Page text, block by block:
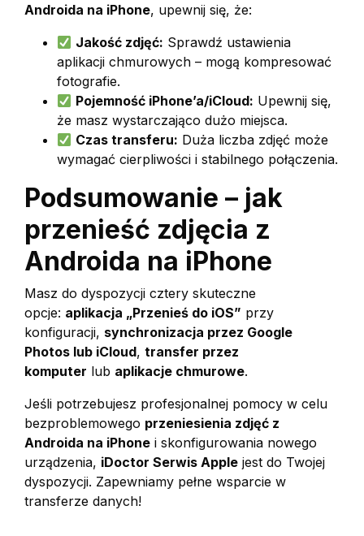
Androida na iPhone, upewnij się, że:
Jakość zdjęć: Sprawdź ustawienia
aplikacji chmurowych – mogą kompresować
fotografie.
Pojemność iPhone’a/iCloud: Upewnij się,
że masz wystarczająco dużo miejsca.
Czas transferu: Duża liczba zdjęć może
wymagać cierpliwości i stabilnego połączenia.
Podsumowanie – jak
przenieść zdjęcia z
Androida na iPhone
Masz do dyspozycji cztery skuteczne
opcje: aplikacja „Przenieś do iOS” przy
konfiguracji, synchronizacja przez Google
Photos lub iCloud, transfer przez
komputer lub aplikacje chmurowe.
Jeśli potrzebujesz profesjonalnej pomocy w celu
bezproblemowego przeniesienia zdjęć z
Androida na iPhone i skonfigurowania nowego
urządzenia, iDoctor Serwis Apple jest do Twojej
dyspozycji. Zapewniamy pełne wsparcie w
transferze danych!